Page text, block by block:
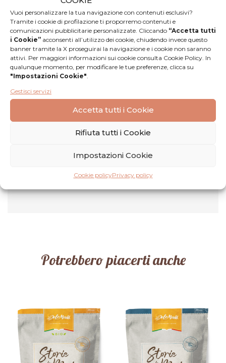
Vuoi personalizzare la tua navigazione con contenuti esclusivi?
Tramite i cookie di profilazione ti proporremo contenuti e
comunicazioni pubblicitarie personalizzate. Cliccando “Accetta tutti
i Cookie” acconsenti all’utilizzo dei cookie, chiudendo invece questo
banner tramite la X proseguirai la navigazione e i cookie non saranno
attivi. Per maggiori informazioni sui cookie consulta Cookie Policy. In
qualunque momento, per modificare le tue preferenze, clicca su
"Impostazioni Cookie"
Gestisci servizi
Accetta tutti i Cookie
Rifiuta tutti i Cookie
Impostazioni Cookie
Cookie policyPrivacy policy
gastronomica contadina.
Scopri di più
Recensioni
Lascia una
Potrebbero piacerti anche